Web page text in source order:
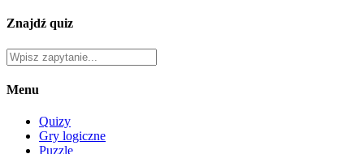
Znajdź quiz
Menu
Quizy
Gry logiczne
Puzzle